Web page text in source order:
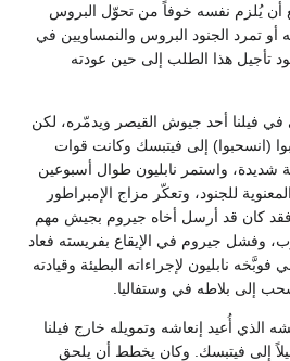
أن يُلزم نفسه خوفاً من تحوّل البروس
أو تمرد الجنود البروس والنمساويين في
تأجيل هذا الطلب إلى حين عودته
في فيلنا أحد جيوش القيصر ويدمّره، لكن
(انسحبوا) إلى فيتبسك وكانت قوات
شديدة، واستمر نابليون طوال أسبوعين
للجنود، وتعكّر مزاج الإمبراطور
فقد كان قد أرسل أخاه جيروم بجيش مهم
وفشل جيروم في الإيقاع بفريسته فعاد
نابليون لإجراءاته البطيئة وقيادته
إلى بلاطه في وستفاليا.
جيشه الذي أُعيد إنعاشه وتمويله خارج فيلنا
مسيرة بلغ طولها 250 ميلاً إلى فيتبسك. وكان يخطط أن يلحق